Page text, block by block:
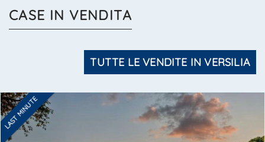
CASE IN VENDITA
TUTTE LE VENDITE IN VERSILIA
LAST MINUTE